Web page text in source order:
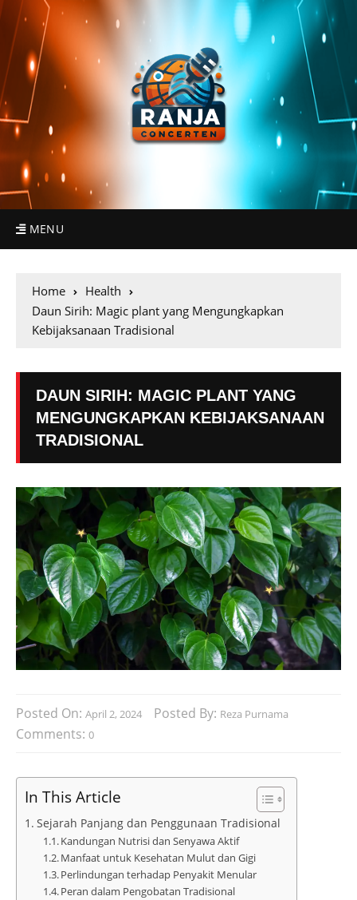
MENU
Home
Health
Daun Sirih: Magic plant yang Mengungkapkan
Kebijaksanaan Tradisional
DAUN SIRIH: MAGIC PLANT YANG
MENGUNGKAPKAN KEBIJAKSANAAN
TRADISIONAL
Posted On: April 2, 2024 Posted By: Reza Purnama
Comments: 0
In This Article
Sejarah Panjang dan Penggunaan Tradisional
Kandungan Nutrisi dan Senyawa Aktif
Manfaat untuk Kesehatan Mulut dan Gigi
Perlindungan terhadap Penyakit Menular
Peran dalam Pengobatan Tradisional